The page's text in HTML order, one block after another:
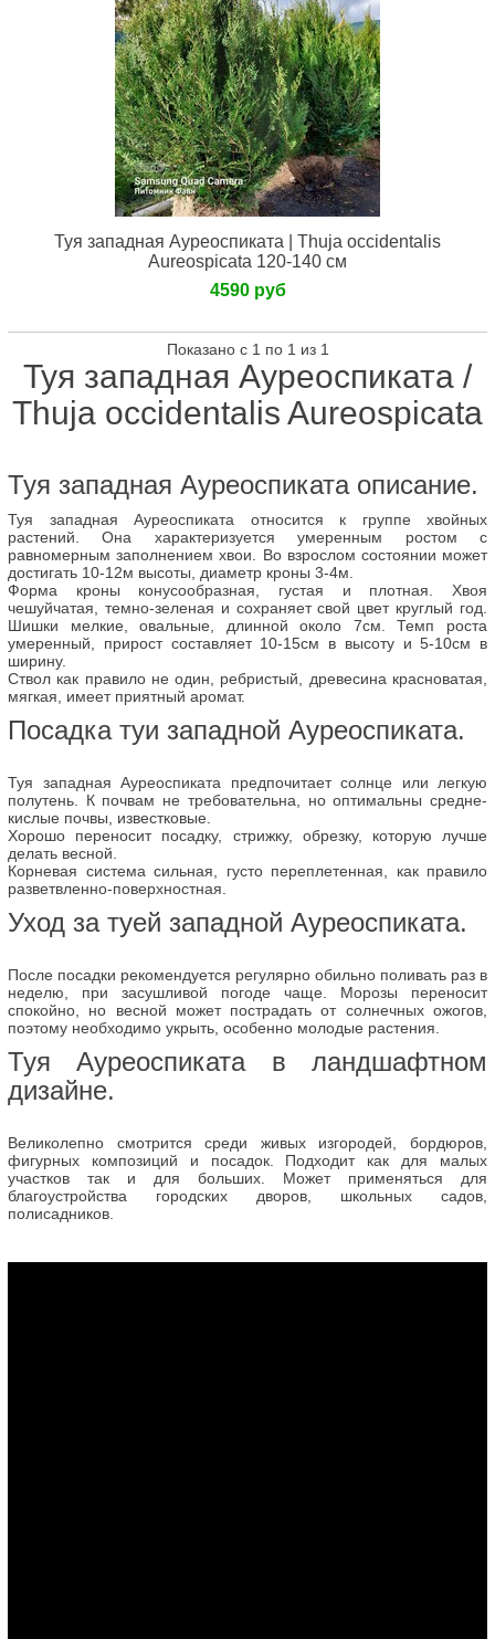
Туя западная Ауреоспиката | Thuja occidentalis
Aureospicata 120-140 см
4590 руб
Показано с 1 по 1 из 1
Туя западная Ауреоспиката /
Thuja occidentalis Aureospicata
Туя западная Ауреоспиката описание.
Туя западная Ауреоспиката относится к группе хвойных
растений. Она характеризуется умеренным ростом с
равномерным заполнением хвои. Во взрослом состоянии может
достигать 10-12м высоты, диаметр кроны 3-4м.
Форма кроны конусообразная, густая и плотная. Хвоя
чешуйчатая, темно-зеленая и сохраняет свой цвет круглый год.
Шишки мелкие, овальные, длинной около 7см. Темп роста
умеренный, прирост составляет 10-15см в высоту и 5-10см в
ширину.
Ствол как правило не один, ребристый, древесина красноватая,
мягкая, имеет приятный аромат.
Посадка туи западной Ауреоспиката.
Туя западная Ауреоспиката предпочитает солнце или легкую
полутень. К почвам не требовательна, но оптимальны средне-
кислые почвы, известковые.
Хорошо переносит посадку, стрижку, обрезку, которую лучше
делать весной.
Корневая система сильная, густо переплетенная, как правило
разветвленно-поверхностная.
Уход за туей западной Ауреоспиката.
После посадки рекомендуется регулярно обильно поливать раз в
неделю, при засушливой погоде чаще. Морозы переносит
спокойно, но весной может пострадать от солнечных ожогов,
поэтому необходимо укрыть, особенно молодые растения.
Туя Ауреоспиката в ландшафтном
дизайне.
Великолепно смотрится среди живых изгородей, бордюров,
фигурных композиций и посадок. Подходит как для малых
участков так и для больших. Может применяться для
благоустройства городских дворов, школьных садов,
полисадников.